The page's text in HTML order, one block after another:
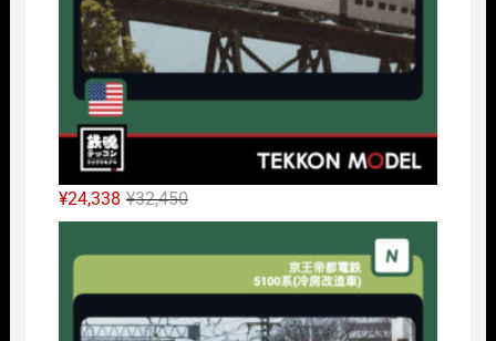
¥32,450元
の
価
¥32,450
¥24,338
現
在
の
は